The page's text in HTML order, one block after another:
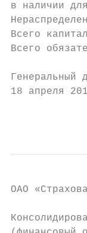
в
Всего
Всего
Генеральный
18 апреля
ОAО